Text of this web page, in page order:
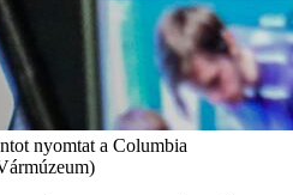
nyomtat a Columbia